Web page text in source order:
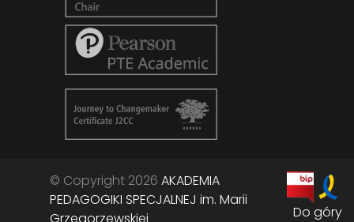
© Copyright 2026 AKADEMIA
PEDAGOGIKI SPECJALNEJ im. Marii
Grzegorzewskiej
Do góry